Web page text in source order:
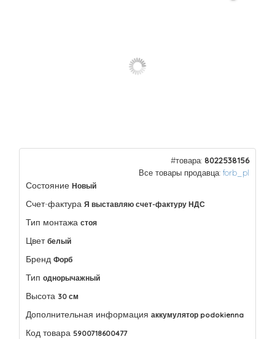
#товара: 8022538156
Все товары продавца: forb_pl
Состояние Новый
Счет-фактура Я выставляю счет-фактуру НДС
Тип монтажа стоя
Цвет белый
Бренд Форб
Тип однорычажный
Высота 30 см
Дополнительная информация аккумулятор podokienna
Код товара 5900718600477